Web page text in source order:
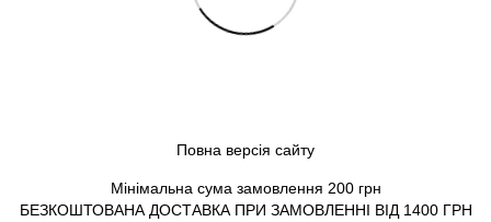
Повна версія сайту
Мінімальна сума замовлення 200 грн
БЕЗКОШТОВАНА ДОСТАВКА ПРИ ЗАМОВЛЕННІ ВІД 1400 ГРН